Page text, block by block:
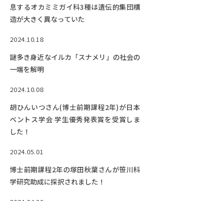
息するオカミミガイ科3種は遺伝的集団構
造が大きく異なっていた
2024.10.18
謎多き身近なイルカ「スナメリ」の社会の
一端を解明
2024.10.08
胡ひんいつさん(博士前期課程2年)が日本
ベントス学会 学生優秀発表賞を受賞しま
した！
2024.05.01
博士前期課程2年の塚田秋葉さんが笹川科
学研究助成に採択されました！